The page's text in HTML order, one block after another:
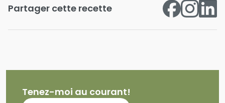
Partager cette recette
Tenez-moi au courant!